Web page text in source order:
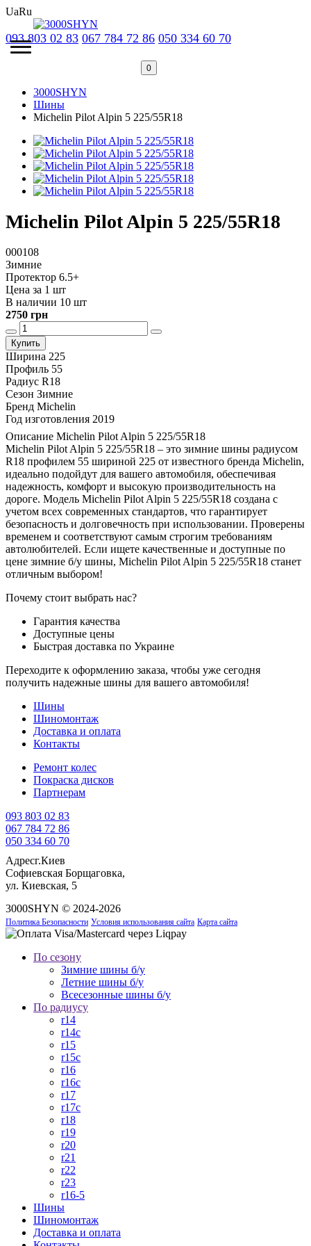
UaRu
093 803 02 83 067 784 72 86 050 334 60 70
0
3000SHYN
Шины
Michelin Pilot Alpin 5 225/55R18
Michelin Pilot Alpin 5 225/55R18
000108
Зимние
Протектор 6.5+
Цена за 1 шт
В наличии 10 шт
2750 грн
Купить
Ширина 225
Профиль 55
Радиус R18
Сезон Зимние
Бренд Michelin
Год изготовления 2019
Описание Michelin Pilot Alpin 5 225/55R18
Michelin Pilot Alpin 5 225/55R18 – это зимние шины радиусом
R18 профилем 55 шириной 225 от известного бренда Michelin,
идеально подойдут для вашего автомобиля, обеспечивая
надежность, комфорт и высокую производительность на
дороге. Модель Michelin Pilot Alpin 5 225/55R18 создана с
учетом всех современных стандартов, что гарантирует
безопасность и долговечность при использовании. Проверены
временем и соответствуют самым строгим требованиям
автолюбителей. Если ищете качественные и доступные по
цене зимние б/у шины, Michelin Pilot Alpin 5 225/55R18 станет
отличным выбором!
Почему стоит выбрать нас?
Гарантия качества
Доступные цены
Быстрая доставка по Украине
Переходите к оформлению заказа, чтобы уже сегодня
получить надежные шины для вашего автомобиля!
Шины
Шиномонтаж
Доставка и оплата
Контакты
Ремонт колес
Покраска дисков
Партнерам
093 803 02 83
067 784 72 86
050 334 60 70
Адресг.Киев
Софиевская Борщаговка,
ул. Киевская, 5
3000SHYN © 2024-2026
Политика Безопасности Условия использования сайта Карта сайта
По сезону
Зимние шины б/у
Летние шины б/у
Всесезонные шины б/у
По радиусу
r14
r14c
r15
r15c
r16
r16c
r17
r17c
r18
r19
r20
r21
r22
r23
r16-5
Шины
Шиномонтаж
Доставка и оплата